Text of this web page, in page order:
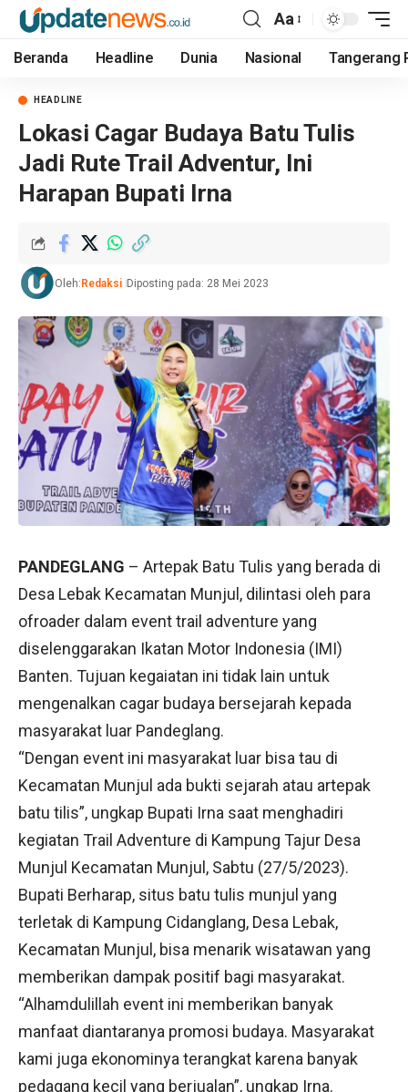
Aa
Beranda Headline Dunia Nasional Tangerang
HEADLINE
Lokasi Cagar Budaya Batu Tulis
Jadi Rute Trail Adventur, Ini
Harapan Bupati Irna
Oleh: Redaksi Diposting pada: 28 Mei 2023
PANDEGLANG – Artepak Batu Tulis yang berada di
Desa Lebak Kecamatan Munjul, dilintasi oleh para
ofroader dalam event trail adventure yang
diselenggarakan Ikatan Motor Indonesia (IMI)
Banten. Tujuan kegaiatan ini tidak lain untuk
mengenalkan cagar budaya bersejarah kepada
masyarakat luar Pandeglang.
“Dengan event ini masyarakat luar bisa tau di
Kecamatan Munjul ada bukti sejarah atau artepak
batu tilis”, ungkap Bupati Irna saat menghadiri
kegiatan Trail Adventure di Kampung Tajur Desa
Munjul Kecamatan Munjul, Sabtu (27/5/2023).
Bupati Berharap, situs batu tulis munjul yang
terletak di Kampung Cidanglang, Desa Lebak,
Kecamatan Munjul, bisa menarik wisatawan yang
memberikan dampak positif bagi masyarakat.
“Alhamdulillah event ini memberikan banyak
manfaat diantaranya promosi budaya. Masyarakat
kami juga ekonominya terangkat karena banyak
pedagang kecil yang berjualan”, ungkap Irna.